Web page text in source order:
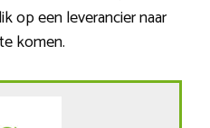
op een leverancier naar
komen.